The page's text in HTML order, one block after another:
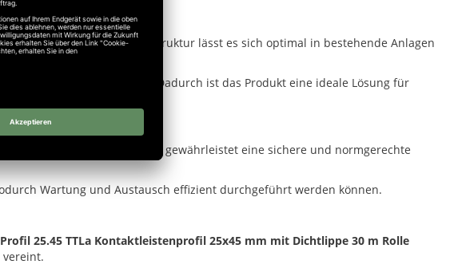
Durch seine flexible Struktur lässt es sich optimal in bestehende Anlagen
im industriellen Bereich. Dadurch ist das Produkt eine ideale Lösung für
Diese Kombination gewährleistet eine sichere und normgerechte
Wartung und Austausch effizient durchgeführt werden können.
25.45 TTLa Kontaktleistenprofil 25x45 mm mit Dichtlippe 30 m Rolle